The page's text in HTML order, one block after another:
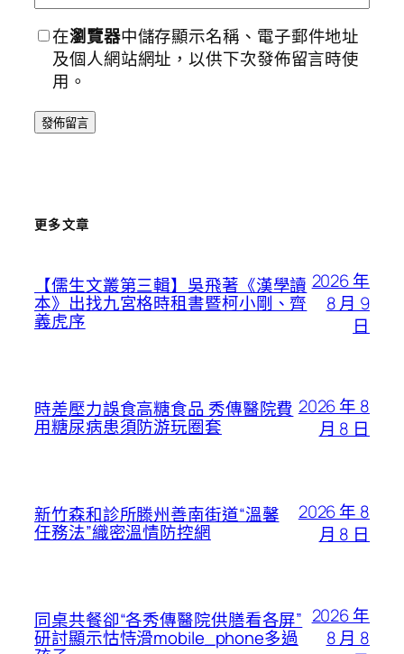
在瀏覽器中儲存顯示名稱、電子郵件地址
及個人網站網址，以供下次發佈留言時使
用。
更多文章
【儒生文叢第三輯】吳飛著《漢學讀
本》出找九宮格時租書暨柯小剛、齊
義虎序
2026 年
8 月 9
日
時差壓力誤食高糖食品 秀傳醫院費
用糖尿病患須防游玩圈套
2026 年 8
月 8 日
新竹森和診所滕州善南街道“溫馨
任務法”織密溫情防控網
2026 年 8
月 8 日
同桌共餐卻“各秀傳醫院供膳看各屏”
研討顯示怙恃滑mobile_phone多過
2026 年
8 月 8